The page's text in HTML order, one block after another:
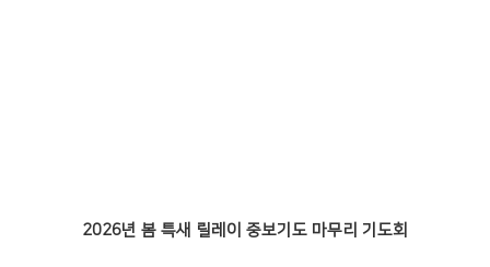
2026년 봄 특새 릴레이 중보기도 마무리 기도회